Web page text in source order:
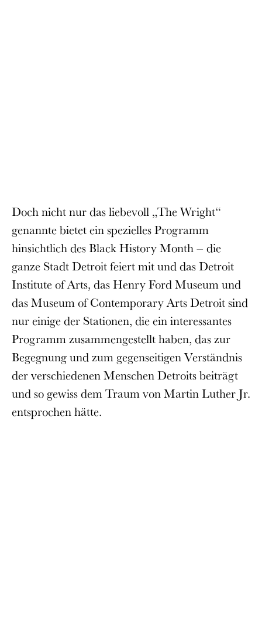
Doch nicht nur das liebevoll „The Wright“
genannte bietet ein spezielles Programm
hinsichtlich des Black History Month – die
ganze Stadt Detroit feiert mit und das Detroit
Institute of Arts, das Henry Ford Museum und
das Museum of Contemporary Arts Detroit sind
nur einige der Stationen, die ein interessantes
Programm zusammengestellt haben, das zur
Begegnung und zum gegenseitigen Verständnis
der verschiedenen Menschen Detroits beiträgt
und so gewiss dem Traum von Martin Luther Jr.
entsprochen hätte.